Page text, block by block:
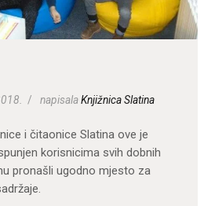
napisalaKnjižnica Slatina
i čitaonice Slatina ove je
korisnicima svih dobnih
pronašli ugodno mjesto za